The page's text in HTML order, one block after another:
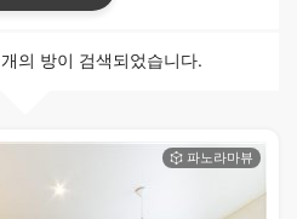
개의 방이 검색되었습니다.